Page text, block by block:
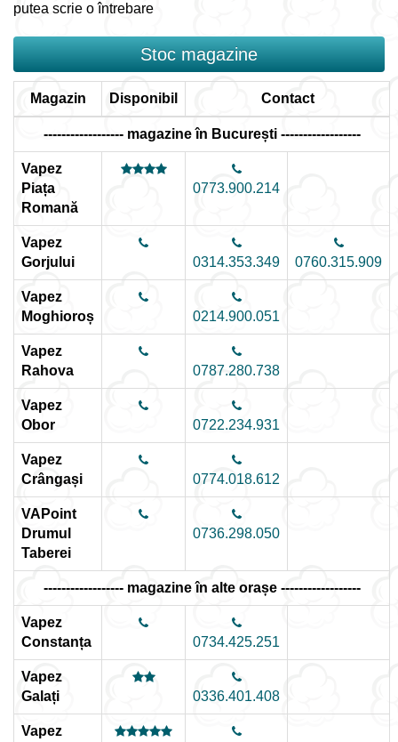
putea scrie o întrebare
Stoc magazine
Magazin Disponibil Contact
------------------ magazine în București ------------------
Vapez
Piața
Romană
0773.900.214
Vapez
Gorjului
0314.353.349 0760.315.909
Vapez
Moghioroș
0214.900.051
Vapez
Rahova
0787.280.738
Vapez
Obor
0722.234.931
Vapez
Crângași
0774.018.612
VAPoint
Drumul
Taberei
0736.298.050
------------------ magazine în alte orașe ------------------
Vapez
Constanța
0734.425.251
Vapez
Galați
0336.401.408
Vapez